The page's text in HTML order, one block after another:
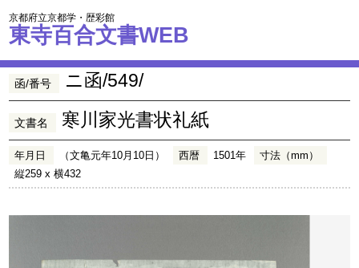
京都府立京都学・歴彩館
東寺百合文書WEB
函/番号 ニ函/549/
文書名 寒川家光書状礼紙
年月日 （文亀元年10月10日） 西暦 1501年
寸法（mm）
縦259 x 横432